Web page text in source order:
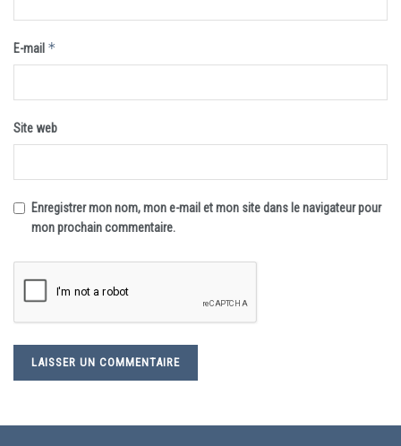
E-mail *
Site web
Enregistrer mon nom, mon e-mail et mon site dans le navigateur pour
mon prochain commentaire.